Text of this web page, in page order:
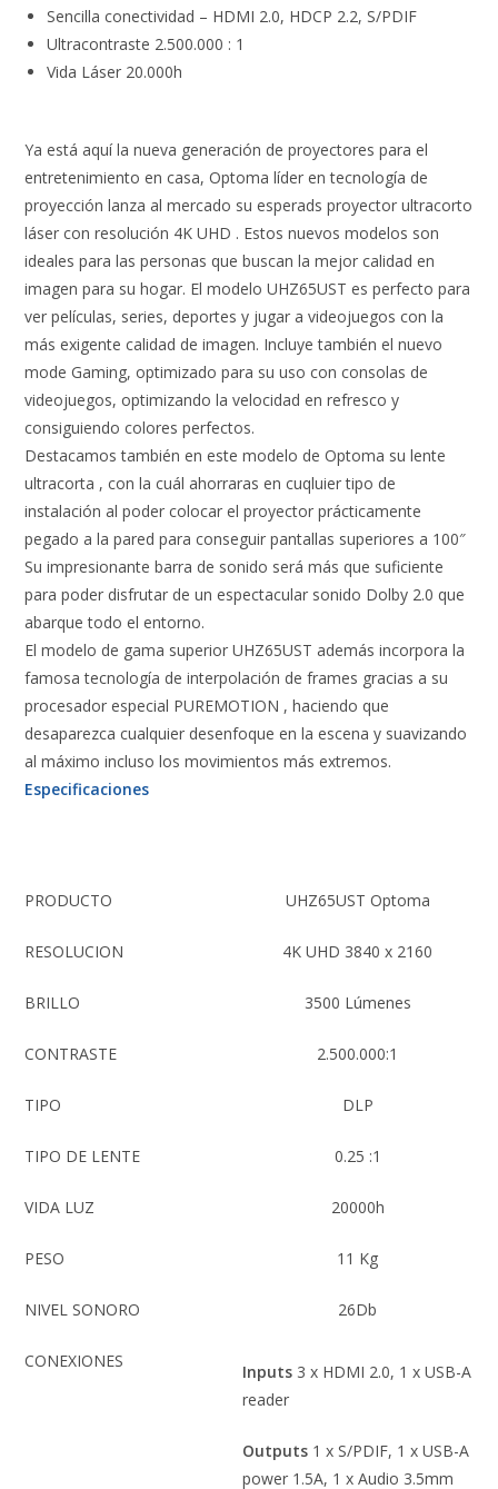
Sencilla conectividad – HDMI 2.0, HDCP 2.2, S/PDIF
Ultracontraste 2.500.000 : 1
Vida Láser 20.000h
Ya está aquí la nueva generación de proyectores para el
entretenimiento en casa, Optoma líder en tecnología de
proyección lanza al mercado su esperads proyector ultracorto
láser con resolución 4K UHD . Estos nuevos modelos son
ideales para las personas que buscan la mejor calidad en
imagen para su hogar. El modelo UHZ65UST es perfecto para
ver películas, series, deportes y jugar a videojuegos con la
más exigente calidad de imagen. Incluye también el nuevo
mode Gaming, optimizado para su uso con consolas de
videojuegos, optimizando la velocidad en refresco y
consiguiendo colores perfectos.
Destacamos también en este modelo de Optoma su lente
ultracorta , con la cuál ahorraras en cuqluier tipo de
instalación al poder colocar el proyector prácticamente
pegado a la pared para conseguir pantallas superiores a 100″
Su impresionante barra de sonido será más que suficiente
para poder disfrutar de un espectacular sonido Dolby 2.0 que
abarque todo el entorno.
El modelo de gama superior UHZ65UST además incorpora la
famosa tecnología de interpolación de frames gracias a su
procesador especial PUREMOTION , haciendo que
desaparezca cualquier desenfoque en la escena y suavizando
al máximo incluso los movimientos más extremos.
Especificaciones
PRODUCTO UHZ65UST Optoma
RESOLUCION 4K UHD 3840 x 2160
BRILLO 3500 Lúmenes
CONTRASTE 2.500.000:1
TIPO DLP
TIPO DE LENTE 0.25 :1
VIDA LUZ 20000h
PESO 11 Kg
NIVEL SONORO 26Db
CONEXIONES
Inputs 3 x HDMI 2.0, 1 x USB-A
reader
Outputs 1 x S/PDIF, 1 x USB-A
power 1.5A, 1 x Audio 3.5mm